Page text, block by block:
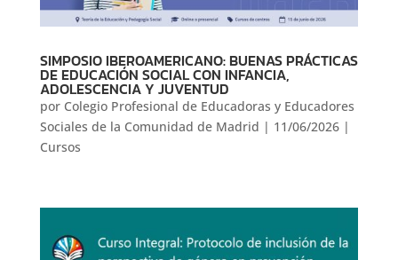
SIMPOSIO IBEROAMERICANO: BUENAS PRÁCTICAS
DE EDUCACIÓN SOCIAL CON INFANCIA,
ADOLESCENCIA Y JUVENTUD
por Colegio Profesional de Educadoras y Educadores
Sociales de la Comunidad de Madrid | 11/06/2026|
Cursos